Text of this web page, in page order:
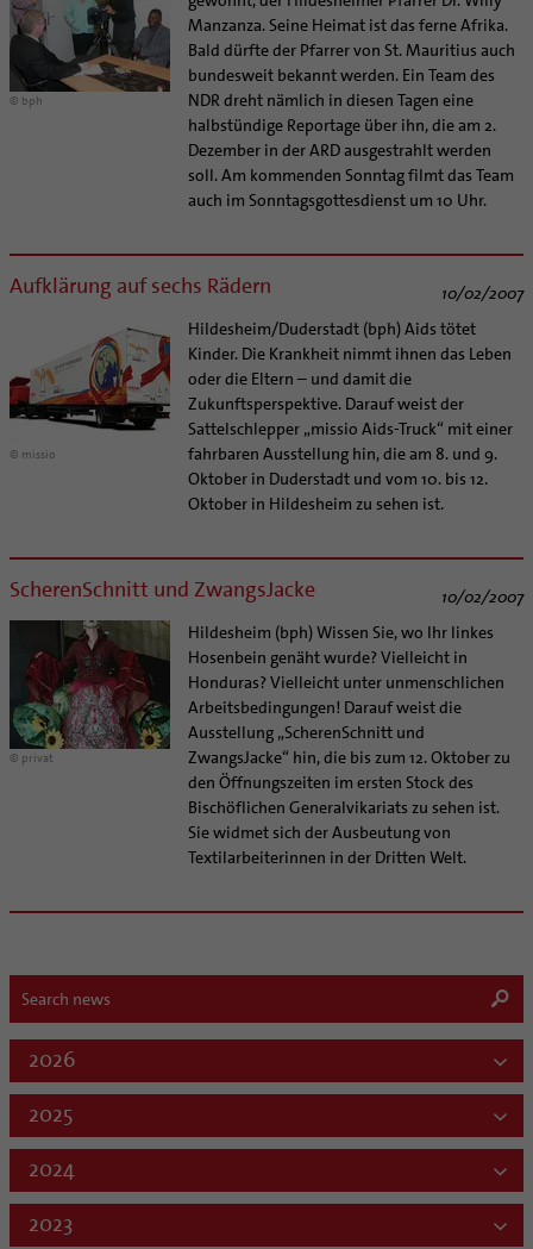
© bph
Manzanza. Seine Heimat ist das ferne Afrika.
Bald dürfte der Pfarrer von St. Mauritius auch
bundesweit bekannt werden. Ein Team des
NDR dreht nämlich in diesen Tagen eine
halbstündige Reportage über ihn, die am 2.
Dezember in der ARD ausgestrahlt werden
soll. Am kommenden Sonntag filmt das Team
auch im Sonntagsgottesdienst um 10 Uhr.
Aufklärung auf sechs Rädern 10/02/2007
© missio
Hildesheim/Duderstadt (bph) Aids tötet
Kinder. Die Krankheit nimmt ihnen das Leben
oder die Eltern – und damit die
Zukunftsperspektive. Darauf weist der
Sattelschlepper „missio Aids-Truck“ mit einer
fahrbaren Ausstellung hin, die am 8. und 9.
Oktober in Duderstadt und vom 10. bis 12.
Oktober in Hildesheim zu sehen ist.
ScherenSchnitt und ZwangsJacke 10/02/2007
© privat
Hildesheim (bph) Wissen Sie, wo Ihr linkes
Hosenbein genäht wurde? Vielleicht in
Honduras? Vielleicht unter unmenschlichen
Arbeitsbedingungen! Darauf weist die
Ausstellung „ScherenSchnitt und
ZwangsJacke“ hin, die bis zum 12. Oktober zu
den Öffnungszeiten im ersten Stock des
Bischöflichen Generalvikariats zu sehen ist.
Sie widmet sich der Ausbeutung von
Textilarbeiterinnen in der Dritten Welt.
2026
2025
2024
2023